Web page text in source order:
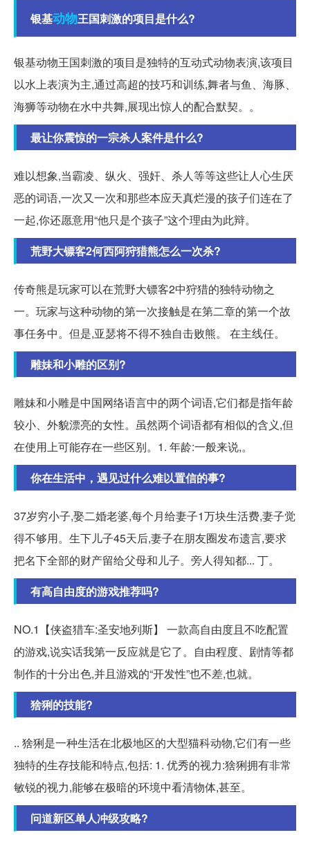
银基动物王国刺激的项目是什么?
银基动物王国刺激的项目是独特的互动式动物表演,该项目
以水上表演为主,通过高超的技巧和训练,舞者与鱼、海豚、
海狮等动物在水中共舞,展现出惊人的配合默契。。
最让你震惊的一宗杀人案件是什么?
难以想象,当霸凌、纵火、强奸、杀人等等这些让人心生厌
恶的词语,一次又一次和那些本应天真烂漫的孩子们连在了
一起,你还愿意用“他只是个孩子”这个理由为此辩。
荒野大镖客2何西阿狩猎熊怎么一次杀?
传奇熊是玩家可以在荒野大镖客2中狩猎的独特动物之
一。玩家与这种动物的第一次接触是在第二章的第一个故
事任务中。但是,亚瑟将不得不独自击败熊。 在主线任。
雕妹和小雕的区别?
雕妹和小雕是中国网络语言中的两个词语,它们都是指年龄
较小、外貌漂亮的女性。虽然两个词语都有相似的含义,但
在使用上可能存在一些区别。1. 年龄:一般来说,。
你在生活中，遇见过什么难以置信的事?
37岁穷小子,娶二婚老婆,每个月给妻子1万块生活费,妻子觉
得不够用。生下儿子45天后,妻子在朋友圈发布遗言,要求
把名下全部的财产留给父母和儿子。旁人得知都... 丁。
有高自由度的游戏推荐吗?
NO.1【侠盗猎车:圣安地列斯】 一款高自由度且不吃配置
的游戏,说实话我第一反应就是它了。自由程度、剧情等都
制作的十分出色,并且游戏的“开发性”也不差,也就。
猞猁的技能?
.. 猞猁是一种生活在北极地区的大型猫科动物,它们有一些
独特的生存技能和特点,包括: 1. 优秀的视力:猞猁拥有非常
敏锐的视力,能够在极暗的环境中看清物体,甚至。
问道新区单人冲级攻略?